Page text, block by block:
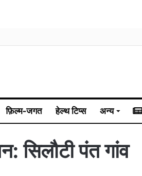
फ़िल्म-जगत हेल्थ टिप्स अन्य
सिलौटी पंत गांव